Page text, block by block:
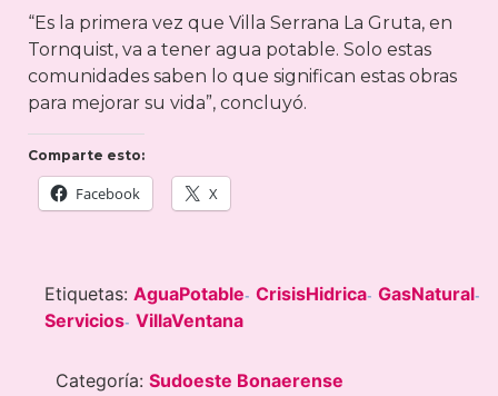
“Es la primera vez que Villa Serrana La Gruta, en
Tornquist, va a tener agua potable. Solo estas
comunidades saben lo que significan estas obras
para mejorar su vida”, concluyó.
Comparte esto:
Facebook X
Etiquetas: AguaPotable- CrisisHidrica- GasNatural-
Servicios- VillaVentana
Categoría: Sudoeste Bonaerense